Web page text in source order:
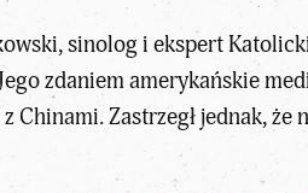
sinolog i ekspert
zdaniem amerykańskie
Zastrzegł jednak, że